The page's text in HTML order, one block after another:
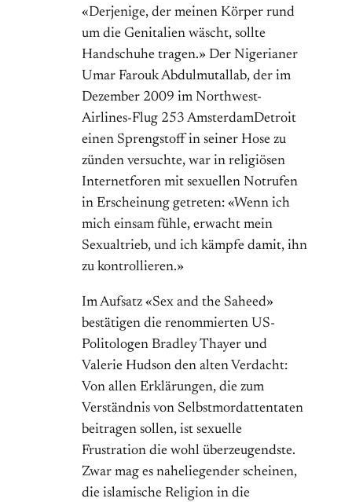
«Derjenige, der meinen Körper rund
um die Genitalien wäscht, sollte
Handschuhe tragen.» Der Nigerianer
Umar Farouk Abdulmutallab, der im
Dezember 2009 im Northwest-
Airlines-Flug 253 AmsterdamDetroit
einen Sprengstoff in seiner Hose zu
zünden versuchte, war in religiösen
Internetforen mit sexuellen Notrufen
in Erscheinung getreten: «Wenn ich
mich einsam fühle, erwacht mein
Sexualtrieb, und ich kämpfe damit, ihn
zu kontrollieren.»
Im Aufsatz «Sex and the Saheed»
bestätigen die renommierten US-
Politologen Bradley Thayer und
Valerie Hudson den alten Verdacht:
Von allen Erklärungen, die zum
Verständnis von Selbstmordattentaten
beitragen sollen, ist sexuelle
Frustration die wohl überzeugendste.
Zwar mag es naheliegender scheinen,
die islamische Religion in die